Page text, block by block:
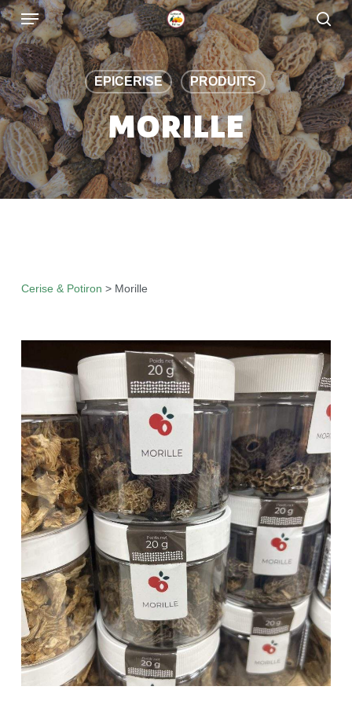
Skip
to
main
content
EPICERISE PRODUITS
MORILLE
Cerise & Potiron > Morille